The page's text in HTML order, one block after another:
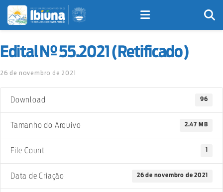
Edital Nº 55.2021 (Retificado)
26 de novembro de 2021
Download 96
Tamanho do Arquivo 2.47 MB
File Count 1
Data de Criação 26 de novembro de 2021